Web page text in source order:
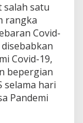
salah satu
rangka
Covid-
Covid-19,
bepergian
selama hari
Pandemi